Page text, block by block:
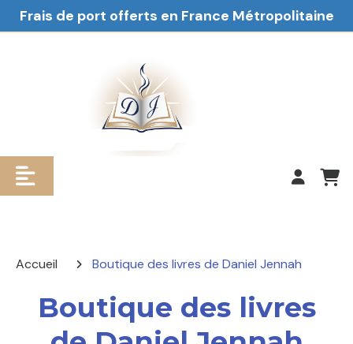
Frais de port offerts en France Métropolitaine
Accueil Boutique des livres de Daniel Jennah
Boutique des livres